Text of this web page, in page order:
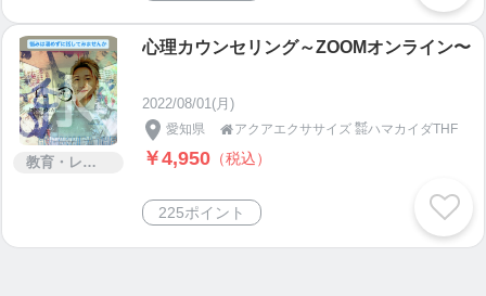
教育・レッスン・講習
心理カウンセリング～ZOOMオンライン〜
2022/08/01(月)
愛知県 アクアエクササイズ ㍿ハマカイダTHF
￥4,950 （税込）
225ポイント